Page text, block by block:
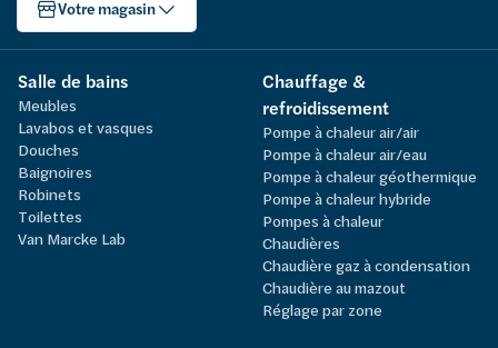
Votre magasin
Salle de bains
Meubles
Lavabos et vasques
Douches
Baignoires
Robinets
Toilettes
Van Marcke Lab
Chauffage &
refroidissement
Pompe à chaleur air/air
Pompe à chaleur air/eau
Pompe à chaleur géothermique
Pompe à chaleur hybride
Pompes à chaleur
Chaudières
Chaudière gaz à condensation
Chaudière au mazout
Réglage par zone